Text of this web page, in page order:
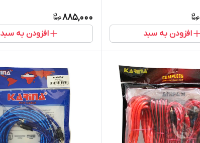
افزودن به سبد
885,000
افزودن به سبد